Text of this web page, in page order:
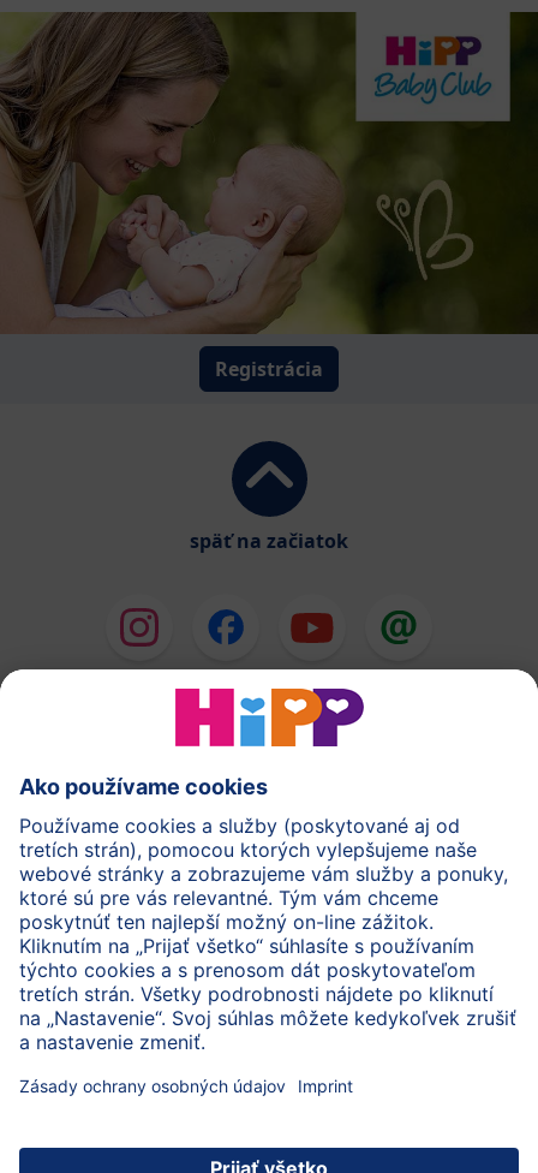
Registrácia
späť na začiatok
HiPP Mlieka
HiPP Príkrmy
HiPP Tehotenstvo
Ochrana osobných údajov
Cookies a pravidlá používania webovej stránky
Imprint
O spoločnosti HiPP Kontakt